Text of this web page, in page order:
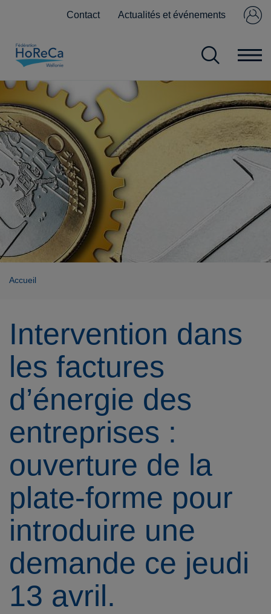
Contact Actualités et événements
membre ?
Accueil
Intervention dans
les factures
d’énergie des
entreprises :
ouverture de la
plate-forme pour
introduire une
demande ce jeudi
13 avril.